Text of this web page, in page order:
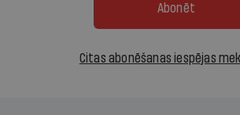
Abonēt
Citas abonēšanas iespējas